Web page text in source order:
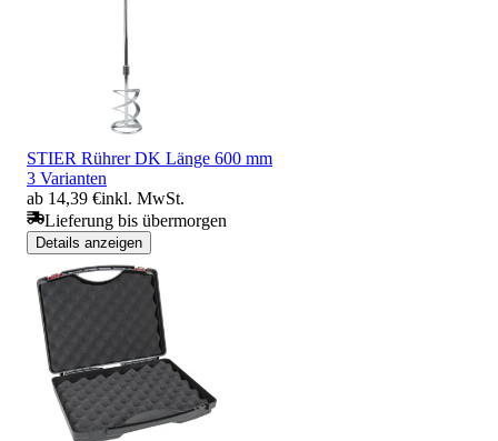
STIER Rührer DK Länge 600 mm
3 Varianten
ab 14,39 €inkl. MwSt.
Lieferung bis übermorgen
Details anzeigen